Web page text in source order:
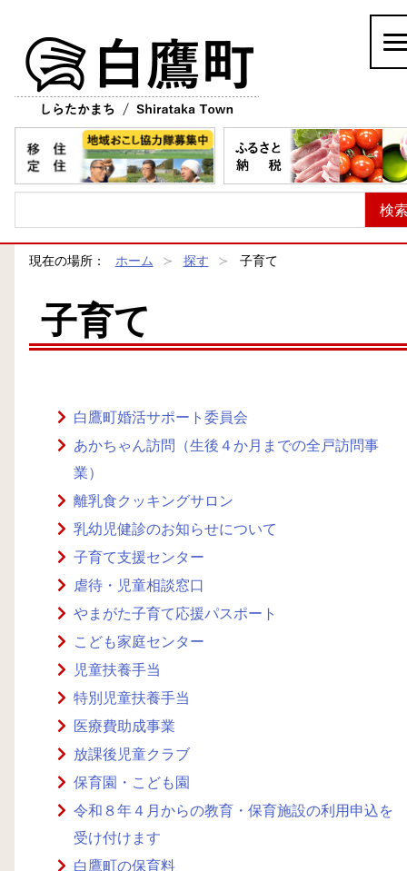
現在の場所： ホーム 探す 子育て
子育て
白鷹町婚活サポート委員会
あかちゃん訪問（生後４か月までの全戸訪問事
業）
離乳食クッキングサロン
乳幼児健診のお知らせについて
子育て支援センター
虐待・児童相談窓口
やまがた子育て応援パスポート
こども家庭センター
児童扶養手当
特別児童扶養手当
医療費助成事業
放課後児童クラブ
保育園・こども園
令和８年４月からの教育・保育施設の利用申込を
受け付けます
白鷹町の保育料